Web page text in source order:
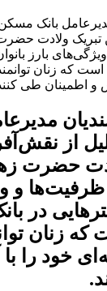
بانک مسکن
تبریک ولادت
بارز
که زنان
و اطمینان طی
از
حضرت
ظرفیت‌ها و
در
زنان
خود را